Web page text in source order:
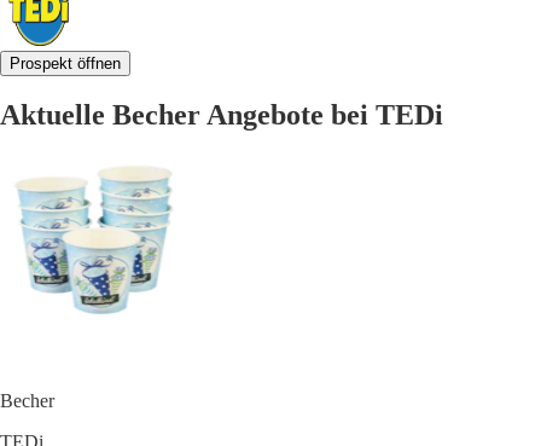
Prospekt öffnen
Aktuelle Becher Angebote bei TEDi
Becher